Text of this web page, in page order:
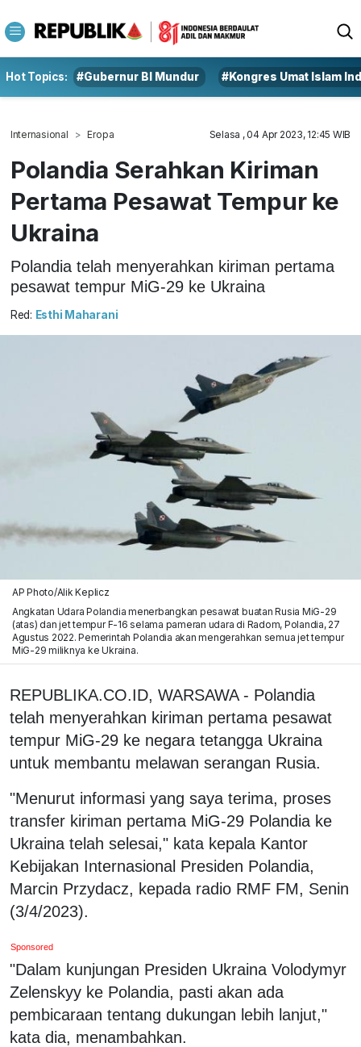
Hot Topics: #Gubernur BI Mundur #Kongres Umat Islam
Internasional Eropa Selasa , 04 Apr 2023, 12:45 WIB
Polandia Serahkan Kiriman
Pertama Pesawat Tempur ke
Ukraina
Polandia telah menyerahkan kiriman pertama
pesawat tempur MiG-29 ke Ukraina
Red: Esthi Maharani
AP Photo/Alik Keplicz
Angkatan Udara Polandia menerbangkan pesawat buatan Rusia MiG-29
(atas) dan jet tempur F-16 selama pameran udara di Radom, Polandia, 27
Agustus 2022. Pemerintah Polandia akan mengerahkan semua jet tempur
MiG-29 miliknya ke Ukraina.
REPUBLIKA.CO.ID, WARSAWA - Polandia
telah menyerahkan kiriman pertama pesawat
tempur MiG-29 ke negara tetangga Ukraina
untuk membantu melawan serangan Rusia.
"Menurut informasi yang saya terima, proses
transfer kiriman pertama MiG-29 Polandia ke
Ukraina telah selesai," kata kepala Kantor
Kebijakan Internasional Presiden Polandia,
Marcin Przydacz, kepada radio RMF FM, Senin
(3/4/2023).
Sponsored
"Dalam kunjungan Presiden Ukraina Volodymyr
Zelenskyy ke Polandia, pasti akan ada
pembicaraan tentang dukungan lebih lanjut,"
kata dia, menambahkan.